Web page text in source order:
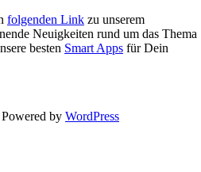
folgenden Link zu unserem
Neuigkeiten rund um das Thema
besten Smart Apps für Dein
Powered by WordPress